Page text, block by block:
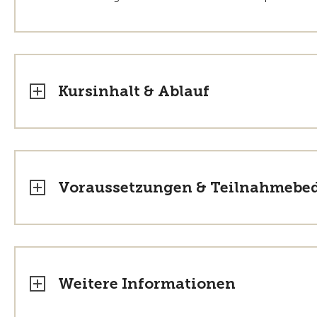
Kursinhalt & Ablauf
Voraussetzungen &
Weitere Informationen